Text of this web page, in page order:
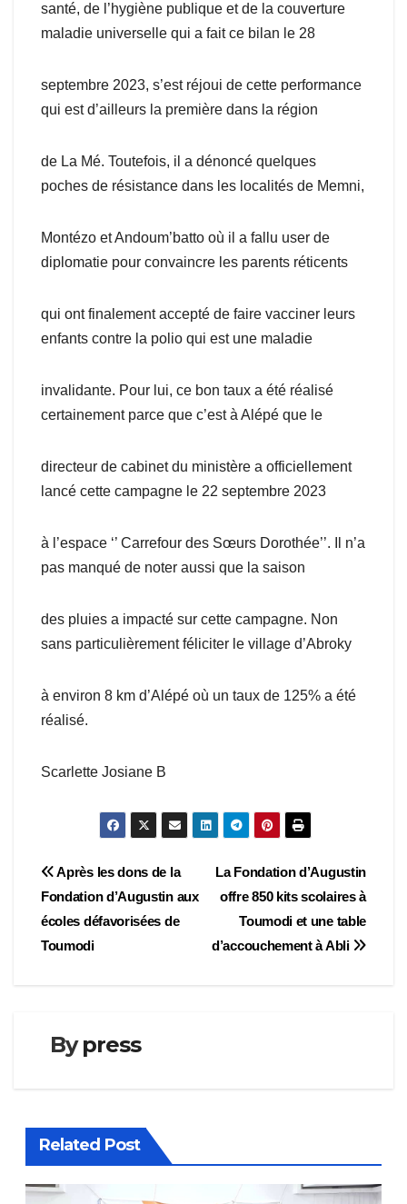
santé, de l’hygiène publique et de la couverture
maladie universelle qui a fait ce bilan le 28
septembre 2023, s’est réjoui de cette performance
qui est d’ailleurs la première dans la région
de La Mé. Toutefois, il a dénoncé quelques
poches de résistance dans les localités de Memni,
Montézo et Andoum’batto où il a fallu user de
diplomatie pour convaincre les parents réticents
qui ont finalement accepté de faire vacciner leurs
enfants contre la polio qui est une maladie
invalidante. Pour lui, ce bon taux a été réalisé
certainement parce que c’est à Alépé que le
directeur de cabinet du ministère a officiellement
lancé cette campagne le 22 septembre 2023
à l’espace ‘’ Carrefour des Sœurs Dorothée’’. Il n’a
pas manqué de noter aussi que la saison
des pluies a impacté sur cette campagne. Non
sans particulièrement féliciter le village d’Abroky
à environ 8 km d’Alépé où un taux de 125% a été
réalisé.
Scarlette Josiane B
Navigation
de
l’article
La Fondation d’Augustin
offre 850 kits scolaires à
Toumodi et une table
d’accouchement à Abli
Après les dons de la
Fondation d’Augustin aux
écoles défavorisées de
Toumodi
Bypress
Related Post